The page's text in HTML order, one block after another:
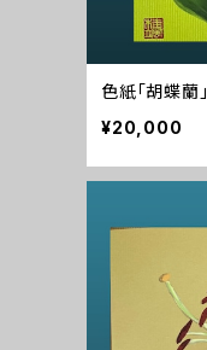
色紙「胡蝶蘭」
¥20,000